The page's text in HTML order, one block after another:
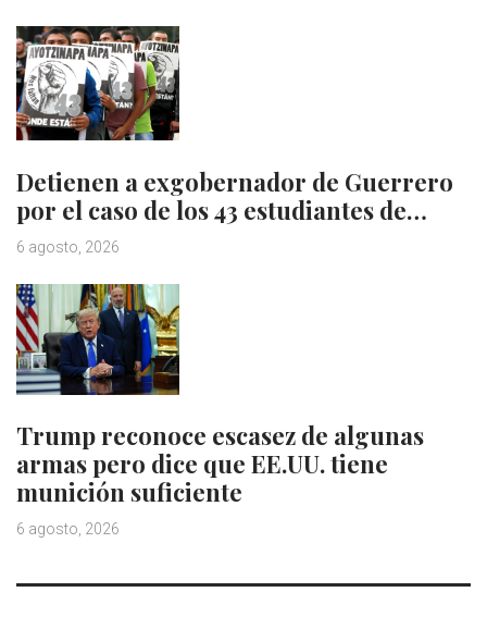
Detienen a exgobernador de Guerrero
por el caso de los 43 estudiantes de…
6 agosto, 2026
Trump reconoce escasez de algunas
armas pero dice que EE.UU. tiene
munición suficiente
6 agosto, 2026